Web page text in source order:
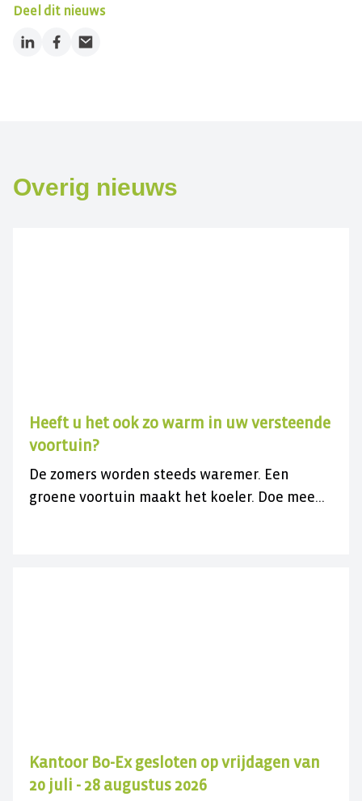
Deel dit nieuws
LinkedInFacebook
Email
Overig nieuws
Heeft u het ook zo warm in uw versteende
voortuin?
De zomers worden steeds waremer. Een
groene voortuin maakt het koeler. Doe mee
Kantoor Bo-Ex gesloten op vrijdagen van
20 juli - 28 augustus 2026